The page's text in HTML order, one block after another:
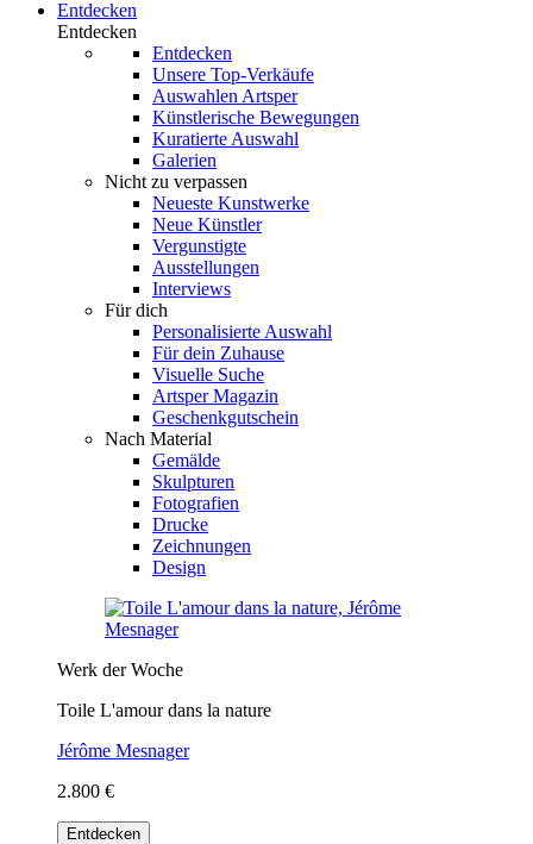
Entdecken
Entdecken
Entdecken
Unsere Top-Verkäufe
Auswahlen Artsper
Künstlerische Bewegungen
Kuratierte Auswahl
Galerien
Nicht zu verpassen
Neueste Kunstwerke
Neue Künstler
Vergunstigte
Ausstellungen
Interviews
Für dich
Personalisierte Auswahl
Für dein Zuhause
Visuelle Suche
Artsper Magazin
Geschenkgutschein
Nach Material
Gemälde
Skulpturen
Fotografien
Drucke
Zeichnungen
Design
Werk der Woche
Toile L'amour dans la nature
Jérôme Mesnager
2.800 €
Entdecken